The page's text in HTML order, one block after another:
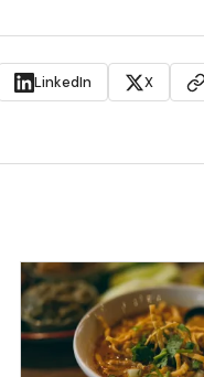
LinkedIn X